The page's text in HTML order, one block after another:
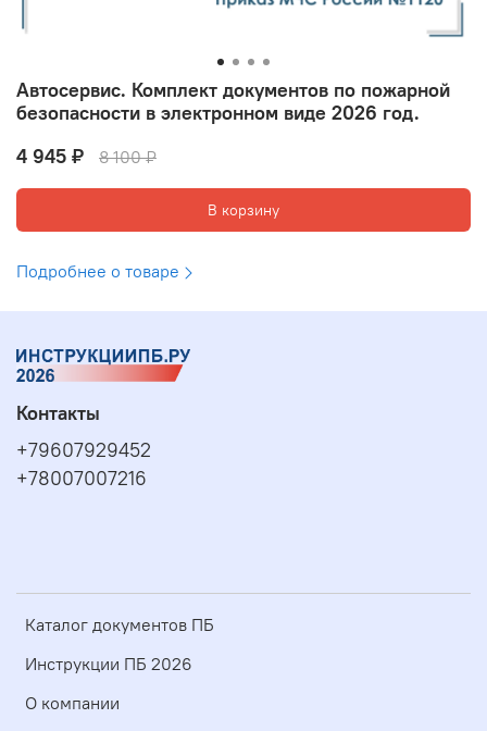
Автосервис. Комплект документов по пожарной
безопасности в электронном виде 2026 год.
4 945 ₽
8 100 ₽
В корзину
Подробнее о товаре
Каталог документов ПБ
Инструкции ПБ 2026
О компании
Контакты
+79607929452
+78007007216